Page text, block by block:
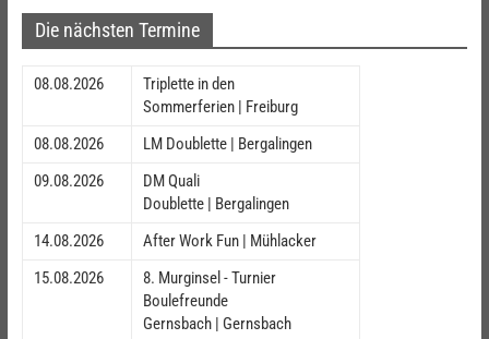
Die nächsten Termine
08.08.2026
Triplette in den
Sommerferien | Freiburg
08.08.2026
LM Doublette | Bergalingen
09.08.2026
DM Quali
Doublette | Bergalingen
14.08.2026
After Work Fun | Mühlacker
15.08.2026
8. Murginsel - Turnier
Boulefreunde
Gernsbach | Gernsbach